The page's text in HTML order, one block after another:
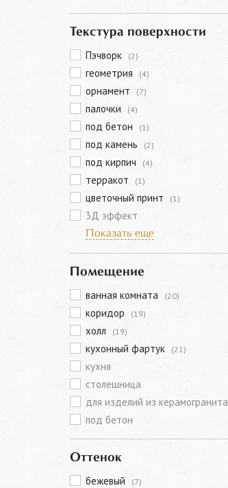
Текстура поверхности
Пэчворк (2)
геометрия (4)
орнамент (7)
палочки (4)
под бетон (1)
под камень (2)
под кирпич (4)
терракот (1)
цветочный принт (1)
3Д эффект
Показать еще
Помещение
ванная комната (20)
коридор (19)
холл (19)
кухонный фартук (21)
кухня
столешница
для изделий из керамогранита
под бетон
Оттенок
бежевый (7)